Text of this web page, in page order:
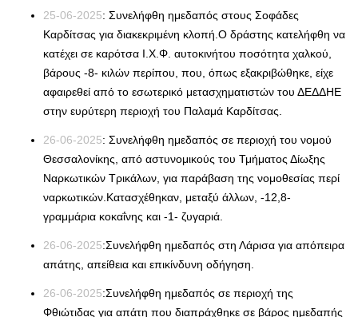
25-06-2025: Συνελήφθη ημεδαπός στους Σοφάδες
Καρδίτσας για διακεκριμένη κλοπή.Ο δράστης κατελήφθη να
κατέχει σε καρότσα Ι.Χ.Φ. αυτοκινήτου ποσότητα χαλκού,
βάρους -8- κιλών περίπου, που, όπως εξακριβώθηκε, είχε
αφαιρεθεί από το εσωτερικό μετασχηματιστών του ΔΕΔΔΗΕ
στην ευρύτερη περιοχή του Παλαμά Καρδίτσας.
26-06-2025: Συνελήφθη ημεδαπός σε περιοχή του νομού
Θεσσαλονίκης, από αστυνομικούς του Τμήματος Δίωξης
Ναρκωτικών Τρικάλων, για παράβαση της νομοθεσίας περί
ναρκωτικών.Κατασχέθηκαν, μεταξύ άλλων, -12,8-
γραμμάρια κοκαΐνης και -1- ζυγαριά.
26-06-2025:Συνελήφθη ημεδαπός στη Λάρισα για απόπειρα
απάτης, απείθεια και επικίνδυνη οδήγηση.
26-06-2025:Συνελήφθη ημεδαπός σε περιοχή της
Φθιώτιδας για απάτη που διαπράχθηκε σε βάρος ημεδαπής